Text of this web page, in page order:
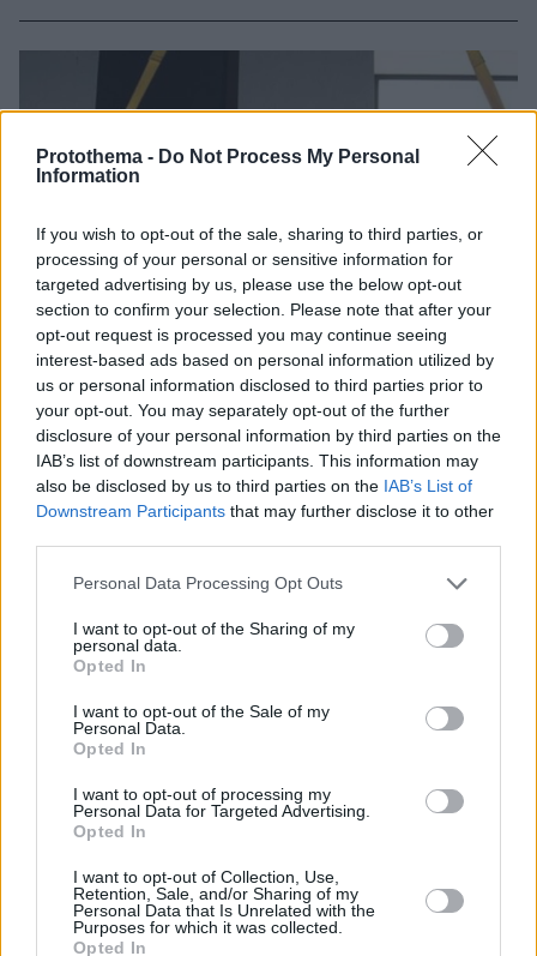
Protothema - Do Not Process My Personal
Information
If you wish to opt-out of the sale, sharing to third parties, or
processing of your personal or sensitive information for
targeted advertising by us, please use the below opt-out
section to confirm your selection. Please note that after your
opt-out request is processed you may continue seeing
interest-based ads based on personal information utilized by
us or personal information disclosed to third parties prior to
your opt-out. You may separately opt-out of the further
disclosure of your personal information by third parties on the
IAB’s list of downstream participants. This information may
also be disclosed by us to third parties on the IAB’s List of
Downstream Participants that may further disclose it to other
Please note that this website/app uses one or more Google
not limited to your visit or usage behaviour. You may click to
grant or deny consent to Google and its third-party tags to
use your data for below specified purposes in below Google
consent section.
Personal Data Processing Opt Outs
I want to opt-out of the Sharing of my
personal data.
Opted In
I want to opt-out of the Sale of my
Personal Data.
Opted In
I want to opt-out of processing my
Personal Data for Targeted Advertising.
Opted In
I want to opt-out of Collection, Use,
Retention, Sale, and/or Sharing of my
Personal Data that Is Unrelated with the
Purposes for which it was collected.
Opted In
Έξι ασκήσεις με λάστιχο μπορούν να μας χαρίσουν
στους μύες της πλάτης και της ράχης. Το workout
προτείνει η καθηγήτρια φυσικής αγωγής Ελευθερία
Αναγνωστοπούλου
23.10.2023, 09:08